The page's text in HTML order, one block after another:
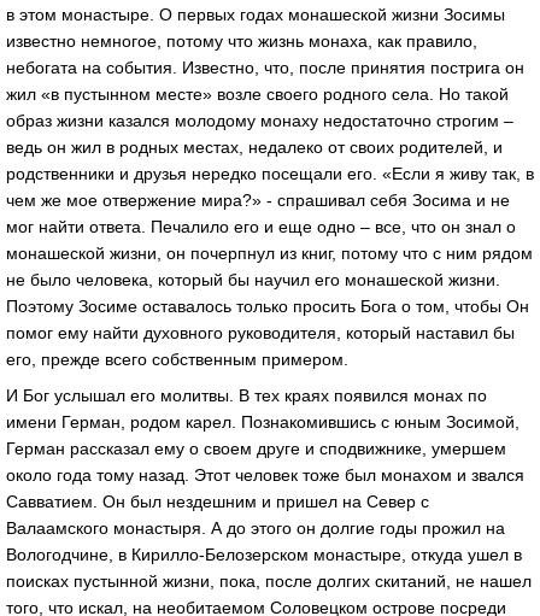
в этом монастыре. О первых годах монашеской жизни Зосимы
известно немногое, потому что жизнь монаха, как правило,
небогата на события. Известно, что, после принятия пострига он
жил «в пустынном месте» возле своего родного села. Но такой
образ жизни казался молодому монаху недостаточно строгим –
ведь он жил в родных местах, недалеко от своих родителей, и
родственники и друзья нередко посещали его. «Если я живу так, в
чем же мое отвержение мира?» - спрашивал себя Зосима и не
мог найти ответа. Печалило его и еще одно – все, что он знал о
монашеской жизни, он почерпнул из книг, потому что с ним рядом
не было человека, который бы научил его монашеской жизни.
Поэтому Зосиме оставалось только просить Бога о том, чтобы Он
помог ему найти духовного руководителя, который наставил бы
его, прежде всего собственным примером.
И Бог услышал его молитвы. В тех краях появился монах по
имени Герман, родом карел. Познакомившись с юным Зосимой,
Герман рассказал ему о своем друге и сподвижнике, умершем
около года тому назад. Этот человек тоже был монахом и звался
Савватием. Он был нездешним и пришел на Север с
Валаамского монастыря. А до этого он долгие годы прожил на
Вологодчине, в Кирилло-Белозерском монастыре, откуда ушел в
поисках пустынной жизни, пока, после долгих скитаний, не нашел
того, что искал, на необитаемом Соловецком острове посреди